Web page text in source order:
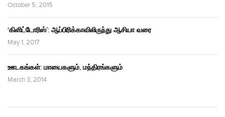
October 5, 2015
‘கிளிட்டோரிஸ்’: ஆப்பிரிக்காவிலிருந்து ஆசியா வரை
May 1, 2017
ஊடகங்கள்: மாயைகளும், மந்திரங்களும்
March 3, 2014